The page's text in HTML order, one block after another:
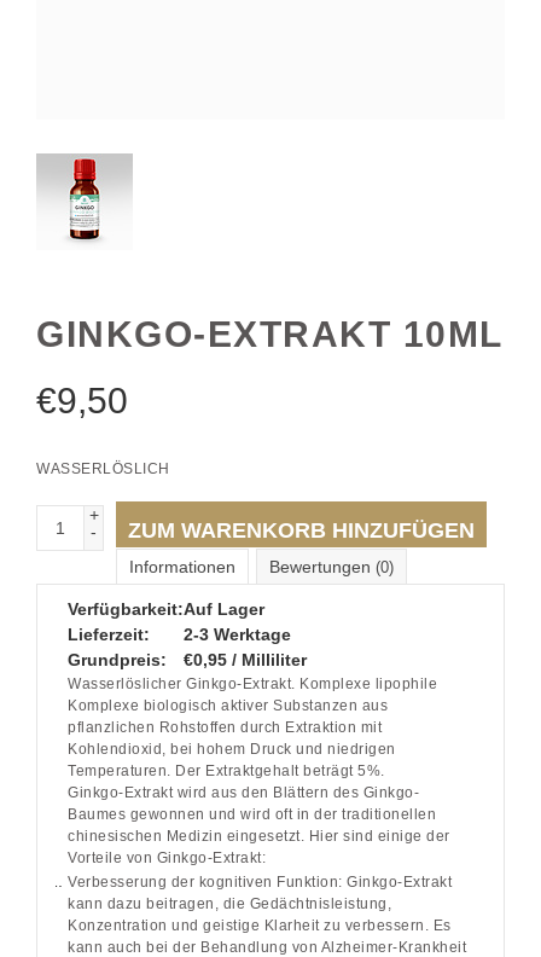
GINKGO-EXTRAKT 10ML
€9,50
WASSERLÖSLICH
+
-
ZUM WARENKORB HINZUFÜGEN
Informationen Bewertungen (0)
Verfügbarkeit:Auf Lager
Lieferzeit:
2-3 Werktage
Grundpreis:
€0,95 / Milliliter
Wasserlöslicher Ginkgo-Extrakt. Komplexe lipophile
Komplexe biologisch aktiver Substanzen aus
pflanzlichen Rohstoffen durch Extraktion mit
Kohlendioxid, bei hohem Druck und niedrigen
Temperaturen. Der Extraktgehalt beträgt 5%.
Ginkgo-Extrakt wird aus den Blättern des Ginkgo-
Baumes gewonnen und wird oft in der traditionellen
chinesischen Medizin eingesetzt. Hier sind einige der
Vorteile von Ginkgo-Extrakt:
Verbesserung der kognitiven Funktion: Ginkgo-Extrakt
kann dazu beitragen, die Gedächtnisleistung,
Konzentration und geistige Klarheit zu verbessern. Es
kann auch bei der Behandlung von Alzheimer-Krankheit